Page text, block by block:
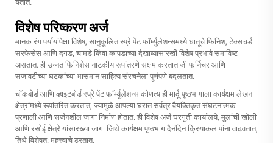
येतात.
विशेष परिष्करण अर्ज
मानक रंग पर्यायांपेक्षा विशेष, सानुकूलित स्प्रे पेंट फॉर्म्युलेशन्समध्ये धातूचे फिनिश, टेक्सचर्ड
सरफेसेस आणि दगड, चामडे किंवा कापडाच्या देखाव्यासारखी विशेष प्रभावे समाविष्ट
असतात. ही उन्नत फिनिशेस नाटकीय रूपांतरणे सक्षम करतात जी फर्निचर आणि
सजावटीच्या घटकांच्या भासमान साहित्य संरचनेला पूर्णपणे बदलतात.
चॉकबोर्ड आणि व्हाइटबोर्ड स्प्रे पेंट फॉर्म्युलेशन्स कोणत्याही मार्दू पृष्ठभागाला कार्यक्षम लेखन
क्षेत्रांमध्ये रूपांतरित करतात, ज्यामुळे आपल्या घरात सर्वत्र वैयक्तिकृत संघटनात्मक
प्रणाली आणि सर्जनशील जागा निर्माण होतात. ही विशेष अर्ज घरगुती कार्यालये, मुलांची खोली
आणि रसोई क्षेत्रे यांसारख्या जागा जिथे कार्यक्षम पृष्ठभाग दैनंदिन क्रियाकलापांना वाढवतात,
तिथे विशेषत: महत्त्वाचे ठरतात.